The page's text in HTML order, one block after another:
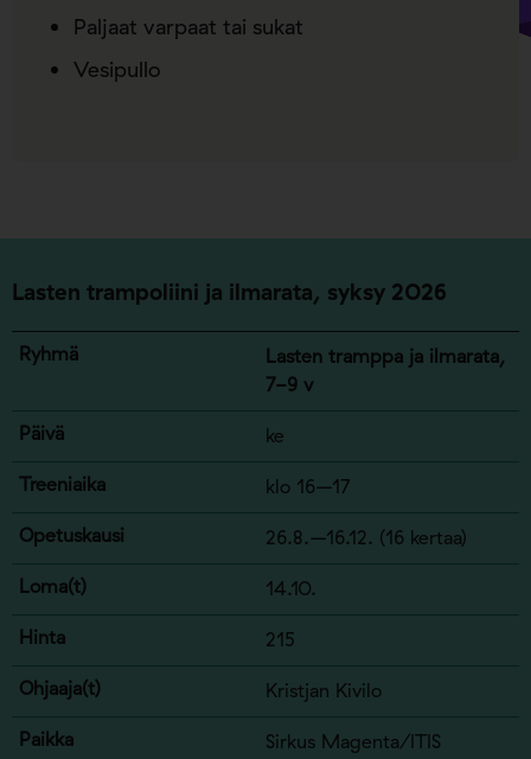
Paljaat varpaat tai sukat
Vesipullo
Lasten trampoliini ja ilmarata, syksy 2026
Lasten tramppa ja ilmarata,
7-9 v
ke
klo 16–17
26.8.–16.12. (16 kertaa)
14.10.
215
Kristjan Kivilo
Sirkus Magenta/ITIS